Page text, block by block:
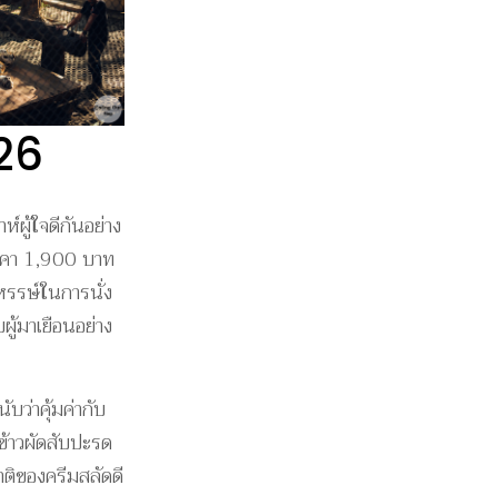
ผู้ใจดีกันอย่าง
า 1,900 บาท
รษ์ในการนั่ง
าเยือนอย่าง
บว่าคุ้มค่ากับ
าวผัดสับปะรด
ของครีมสลัดดี